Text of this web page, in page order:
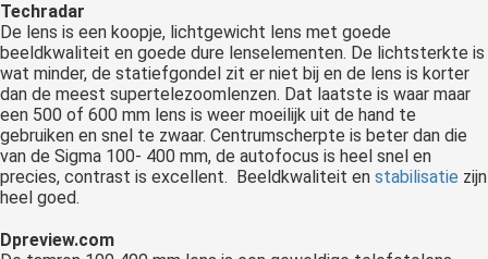
Techradar
De lens is een koopje, lichtgewicht lens met goede
beeldkwaliteit en goede dure lenselementen. De lichtsterkte is
wat minder, de statiefgondel zit er niet bij en de lens is korter
dan de meest supertelezoomlenzen. Dat laatste is waar maar
een 500 of 600 mm lens is weer moeilijk uit de hand te
gebruiken en snel te zwaar. Centrumscherpte is beter dan die
van de Sigma 100- 400 mm, de autofocus is heel snel en
precies, contrast is excellent. Beeldkwaliteit en stabilisatie zijn
heel goed.
Dpreview.com